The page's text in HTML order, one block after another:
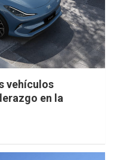
vehículos
en la